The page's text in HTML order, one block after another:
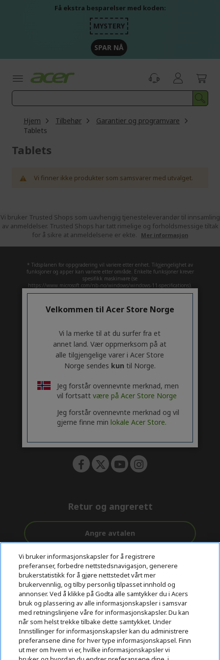
Få ekstra besparelser med koden:
MYSTERY
SPAR NÅ
Hjem Tilbehør
Garantier og programvare
Tablets
Tablets
Vi finner ikke produkter som samsvarer med utvalget.
Vi bruker Trusted Shops som uavhengig tjenesteleverandør til innsamling
av anmeldelser. Trusted Shops har tatt rimelige og forholdsmessige tiltak
for å sikre at anmeldelsene er ekte.
Mer informasjon
* Tidsplanen for oppgradering vil variere etter enhet. Tilgjengelighet av
funksjoner og apper kan variere etter område. Enkelte funksjoner krever
spesifikk maskinvare (se
https://www.microsoft.com/nb-no/windows/windows-11-specifications).
ACER h
d
d
e
n
SUPPORT h
i
d
d
n
ACCOUNT h
d
e
i
d
e
n
Retur og angrerett
Angre avtalen
Gratis
levering
Kundestøtte
før og etter
kjøp
betaling
© 2026 Acer Inc.
CPYou BV er en autorisert forhandler og tilbyder av produktene
og tjenestene som tilbys i denne nettbutikken.​
Vi bruker informasjonskapsler for å registrere
preferanser, forbedre nettstedsnavigasjon, generere
brukerstatistikk for å gjøre nettstedet vårt mer
brukervennlig, og tilby personlig tilpasset innhold og
annonser. Ved å klikke på Godta alle samtykker du i Acers
bruk og plassering av alle informasjonskapsler i samsvar
med retningslinjene våre for informasjonskapsler. Du kan
når som helst trekke tilbake dette samtykket. Under
Innstillinger for informasjonskapsler kan du administrere
preferansene dine for hver type informasjonskapsel. Finn
ut mer om hvem vi er, hvilke informasjonskapsler vi
Velkommen til Acer Store Norge
Vi la merke til at du surfer fra et
annet land. Vær oppmerksom på at
alle tilgjengelige varer i Acer Store
Norge sendes kun til Norge.
Jeg forstår ovennevnte merknad, men
vil fortsatt være på Acer Store Norge
Jeg forstår ovennevnte merknad og vil
gjerne finne min lokale Acer Store.